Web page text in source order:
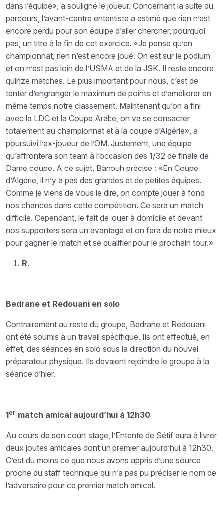
dans l’équipe», a souligné le joueur. Concernant la suite du
parcours, l’avant-centre ententiste a estimé que rien n’est
encore perdu pour son équipe d’aller chercher, pourquoi
pas, un titre à la fin de cet exercice. «Je pense qu’en
championnat, rien n’est encore joué. On est sur le podium
et on n’est pas loin de l’USMA et de la JSK. Il reste encore
quinze matches. Le plus important pour nous, c’est de
tenter d’engranger le maximum de points et d’améliorer en
même temps notre classement. Maintenant qu’on a fini
avec la LDC et la Coupe Arabe, on va se consacrer
totalement au championnat et à la coupe d’Algérie», a
poursuivi l’ex-joueur de l’OM. Justement, une équipe
qu’affrontera son team à l’occasion des 1/32 de finale de
Dame coupe. A ce sujet, Banouh précise : «En Coupe
d’Algérie, il n’y a pas des grandes et de petites équipes.
Comme je viens de vous le dire, on compte jouer à fond
nos chances dans cette compétition. Ce sera un match
difficile. Cependant, le fait de jouer à domicile et devant
nos supporters sera un avantage et on fera de notre mieux
pour gagner le match et se qualifier pour le prochain tour.»
R.
Bedrane et Redouani en solo
Contrairement au reste du groupe, Bedrane et Redouani
ont été soumis à un travail spécifique. Ils ont effectué, en
effet, des séances en solo sous la direction du nouvel
préparateur physique. Ils devaient rejoindre le groupe à la
séance d’hier.
1er match amical aujourd’hui à 12h30
Au cours de son court stage, l’Entente de Sétif aura à livrer
deux joutes amicales dont un premier aujourd’hui à 12h30.
C’est du moins ce que nous avons appris d’une source
proche du staff technique qui n’a pas pu préciser le nom de
l’adversaire pour ce premier match amical.